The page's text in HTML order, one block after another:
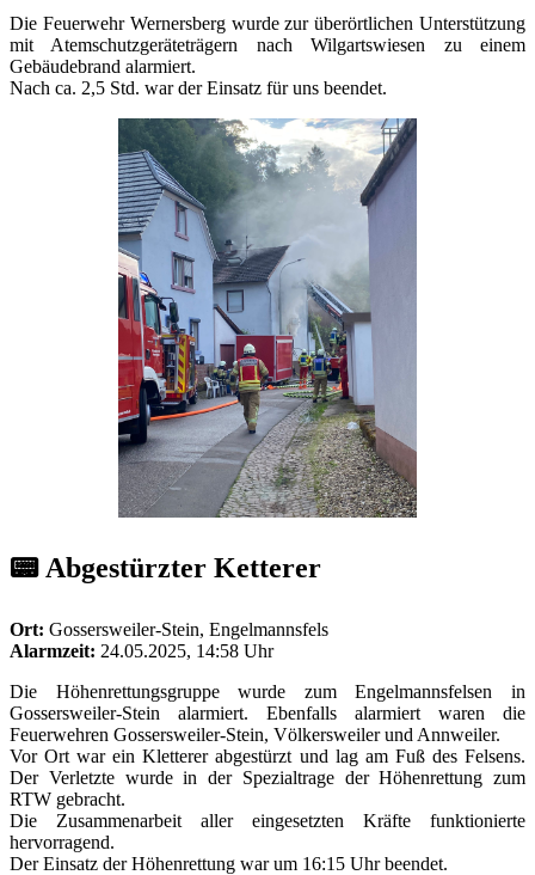
Die Feuerwehr Wernersberg wurde zur überörtlichen Unterstützung
mit Atemschutzgeräteträgern nach Wilgartswiesen zu einem
Gebäudebrand alarmiert.
Nach ca. 2,5 Std. war der Einsatz für uns beendet.
📟 Abgestürzter Ketterer
Ort: Gossersweiler-Stein, Engelmannsfels
Alarmzeit: 24.05.2025, 14:58 Uhr
Die Höhenrettungsgruppe wurde zum Engelmannsfelsen in
Gossersweiler-Stein alarmiert. Ebenfalls alarmiert waren die
Feuerwehren Gossersweiler-Stein, Völkersweiler und Annweiler.
Vor Ort war ein Kletterer abgestürzt und lag am Fuß des Felsens.
Der Verletzte wurde in der Spezialtrage der Höhenrettung zum
RTW gebracht.
Die Zusammenarbeit aller eingesetzten Kräfte funktionierte
hervorragend.
Der Einsatz der Höhenrettung war um 16:15 Uhr beendet.